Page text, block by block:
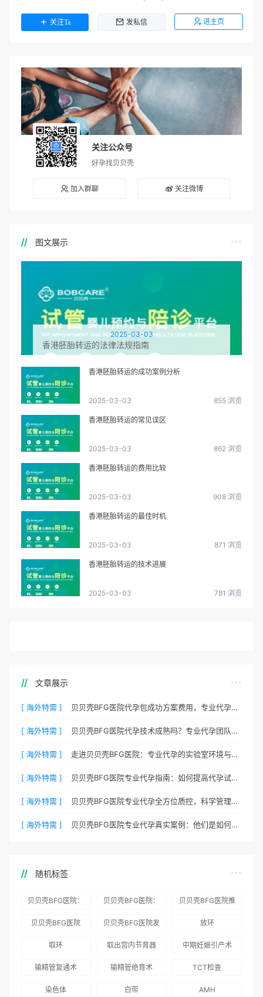
关注Ta 发私信 进主页
关注公众号
好孕找贝贝壳
加入群聊 关注微博
图文展示
2025-03-03
香港胚胎转运的法律法规指南
香港胚胎转运的成功案例分析
2025-03-03 855 浏览
香港胚胎转运的常见误区
2025-03-03 862 浏览
香港胚胎转运的费用比较
2025-03-03 908 浏览
香港胚胎转运的最佳时机
2025-03-03 871 浏览
香港胚胎转运的技术进展
2025-03-03 781 浏览
文章展示
[ 海外特需 ] 贝贝壳BFG医院代孕包成功方案费用，专业代孕首选
[ 海外特需 ] 贝贝壳BFG医院代孕技术成熟吗？专业代孕团队保驾护航
[ 海外特需 ] 走进贝贝壳BFG医院：专业代孕的实验室环境与操作流程
[ 海外特需 ] 贝贝壳BFG医院专业代孕指南：如何提高代孕试管的成功率？
[ 海外特需 ] 贝贝壳BFG医院专业代孕全方位质控，科学管理生育每一步
[ 海外特需 ] 贝贝壳BFG医院专业代孕真实案例：他们是如何在这里圆梦的
随机标签
贝贝壳BFG医院：
务
贝贝壳BFG医院：
术”和“法律支持”
贝贝壳BFG医院推
贝贝壳BFG医院
贝贝壳BFG医院发
国版）》
放环
取环 取出宫内节育器 中期妊娠引产术
输精管复通术 输精管绝育术 TCT检查
染色体 白带 AMH